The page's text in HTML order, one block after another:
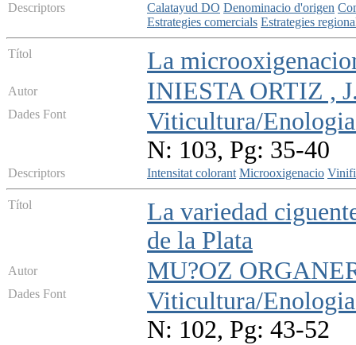
Descriptors Calatayud DO Denominacio d'origen
Estrategies comercials Estrategies
Títol La
Autor INIESTA ORTIZ ,
Dades Font
Viticultura/
N: 103, Pg: 35-40
Descriptors Intensitat colorant Microoxigenacio
Títol
La variedad
de la Plata
Autor MU?OZ
Dades Font
Viticultura/
N: 102, Pg: 43-52